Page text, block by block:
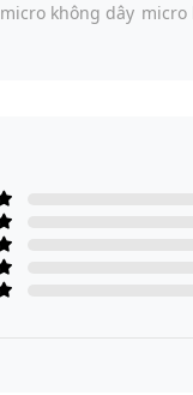
micro không dây micro